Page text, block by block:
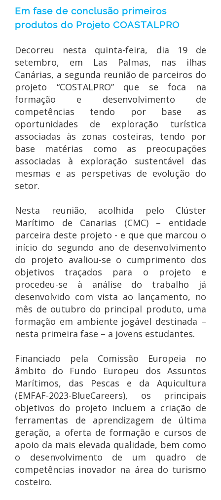
Em fase de conclusão primeiros
produtos do Projeto COASTALPRO
Decorreu nesta quinta-feira, dia 19 de
setembro, em Las Palmas, nas ilhas
Canárias, a segunda reunião de parceiros do
projeto “COSTALPRO” que se foca na
formação e desenvolvimento de
competências tendo por base as
oportunidades de exploração turística
associadas às zonas costeiras, tendo por
base matérias como as preocupações
associadas à exploração sustentável das
mesmas e as perspetivas de evolução do
setor.
Nesta reunião, acolhida pelo Clúster
Marítimo de Canarias (CMC) – entidade
parceira deste projeto - e que que marcou o
início do segundo ano de desenvolvimento
do projeto avaliou-se o cumprimento dos
objetivos traçados para o projeto e
procedeu-se à análise do trabalho já
desenvolvido com vista ao lançamento, no
mês de outubro do principal produto, uma
formação em ambiente jogável destinada –
nesta primeira fase – a jovens estudantes.
Financiado pela Comissão Europeia no
âmbito do Fundo Europeu dos Assuntos
Marítimos, das Pescas e da Aquicultura
(EMFAF-2023-BlueCareers), os principais
objetivos do projeto incluem a criação de
ferramentas de aprendizagem de última
geração, a oferta de formação e cursos de
apoio da mais elevada qualidade, bem como
o desenvolvimento de um quadro de
competências inovador na área do turismo
costeiro.